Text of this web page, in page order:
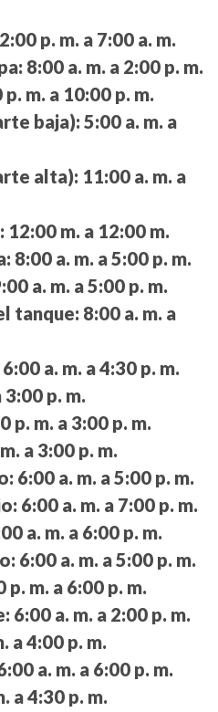
2:00 p. m. a 7:00 a. m.
8:00 a. m. a 2:00 p. m.
p. m. a 10:00 p. m.
baja): 5:00 a. m. a
alta): 11:00 a. m. a
12:00 m. a 12:00 m.
8:00 a. m. a 5:00 p. m.
a. m. a 5:00 p. m.
tanque: 8:00 a. m. a
6:00 a. m. a 4:30 p. m.
3:00 p. m.
p. m. a 3:00 p. m.
a 3:00 p. m.
6:00 a. m. a 5:00 p. m.
6:00 a. m. a 7:00 p. m.
a. m. a 6:00 p. m.
6:00 a. m. a 5:00 p. m.
p. m. a 6:00 p. m.
6:00 a. m. a 2:00 p. m.
a 4:00 p. m.
a. m. a 6:00 p. m.
a 4:30 p. m.